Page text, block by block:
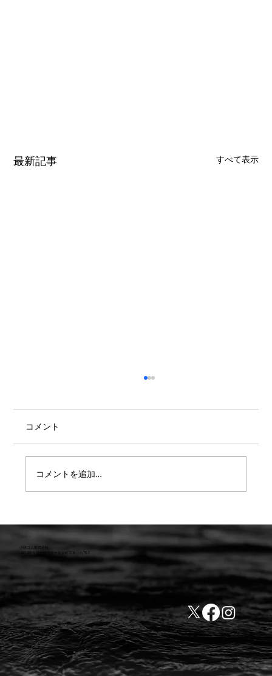
最新記事 すべて表示
らせ
コメント
コメントを追加…
小林ゴム株式会社
441-8016 愛知県豊橋市新栄町字東小向76-1
TEL:0532-31-4646
FAX:0532-32-6810
​会社概要
​利用規約